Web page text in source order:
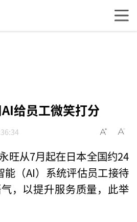
给员工微笑打分
旺从7月起在日本全国约24
能（AI）系统评估员工接待
，以提升服务质量，此举